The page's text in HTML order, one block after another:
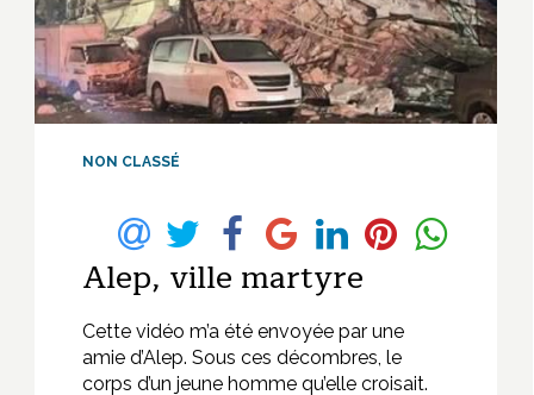
NON CLASSÉ
Alep, ville martyre
Cette vidéo m’a été envoyée par une
amie d’Alep. Sous ces décombres, le
corps d’un jeune homme qu’elle croisait.